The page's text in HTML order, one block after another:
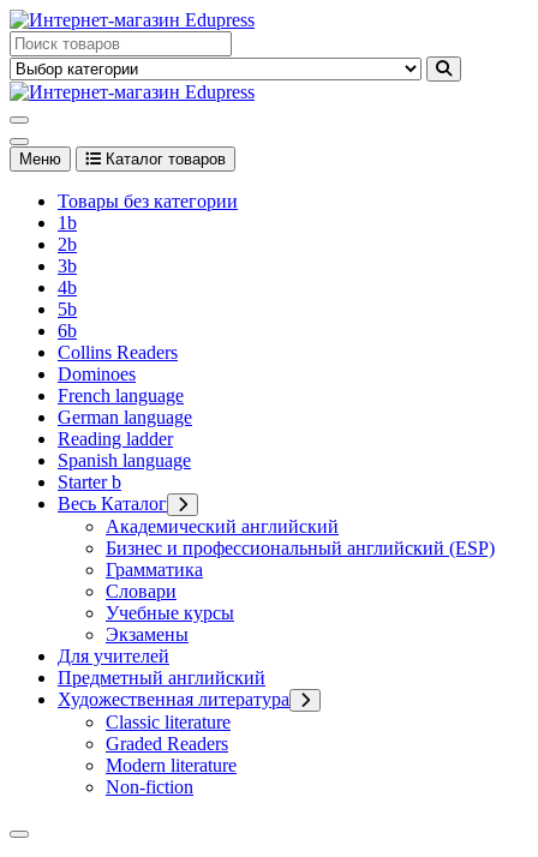
Перейти
к
содержимому
Edupress Uzbekistan, Edupress Узбекистан, книги, учебники на
английском языке
английском языке
Меню Каталог товаров
Товары без категории
1b
2b
3b
4b
5b
6b
Collins Readers
Dominoes
French language
German language
Reading ladder
Spanish language
Starter b
Весь Каталог
Академический английский
Бизнес и профессиональный английский (ESP)
Грамматика
Словари
Учебные курсы
Экзамены
Для учителей
Предметный английский
Художественная литература
Classic literature
Graded Readers
Modern literature
Non-fiction